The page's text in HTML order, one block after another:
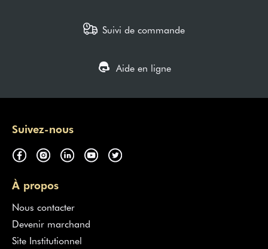
Suivi de commande
Aide en ligne
Suivez-nous
À propos
Nous contacter
Devenir marchand
Site Institutionnel